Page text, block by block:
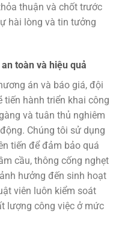
thuận và chốt trước
hài lòng và tin tưởng
toàn và hiệu quả
án và báo giá, đội
tiến hành triển khai công
và tuân thủ nghiêm
Chúng tôi sử dụng
tiến để đảm bảo quá
cầu, thông cống nghẹt
hưởng đến sinh hoạt
viên luôn kiểm soát
lượng công việc ở mức